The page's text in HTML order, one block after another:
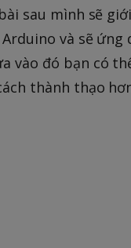
sau mình sẽ
và sẽ ứng
vào đó bạn có
thành thạo